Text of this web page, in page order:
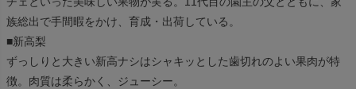
族総出で手間暇をかけ、育成・出荷している。
■新高梨
ずっしりと大きい新高ナシはシャキッとした歯切れのよい果肉が特
徴。肉質は柔らかく、ジューシー。